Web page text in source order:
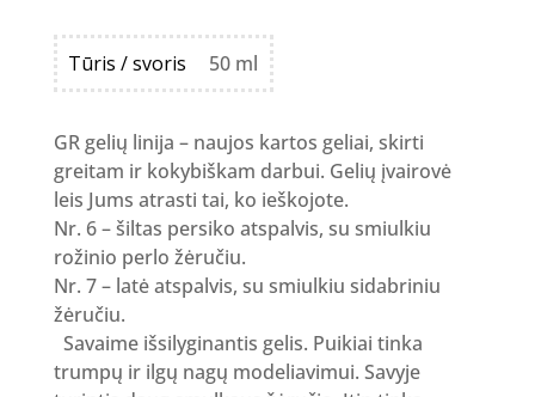
Tūris / svoris 50 ml
GR gelių linija – naujos kartos geliai, skirti
greitam ir kokybiškam darbui. Gelių įvairovė
leis Jums atrasti tai, ko ieškojote.
Nr. 6 – šiltas persiko atspalvis, su smiulkiu
rožinio perlo žėručiu.
Nr. 7 – latė atspalvis, su smiulkiu sidabriniu
žėručiu.
Savaime išsilyginantis gelis. Puikiai tinka
trumpų ir ilgų nagų modeliavimui. Savyje